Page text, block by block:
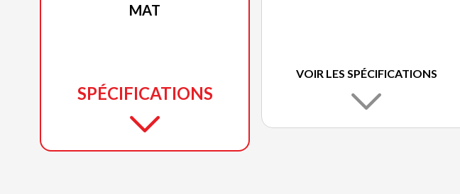
MAT
SPÉCIFICATIONS
VOIR LES SPÉCIFICATIONS